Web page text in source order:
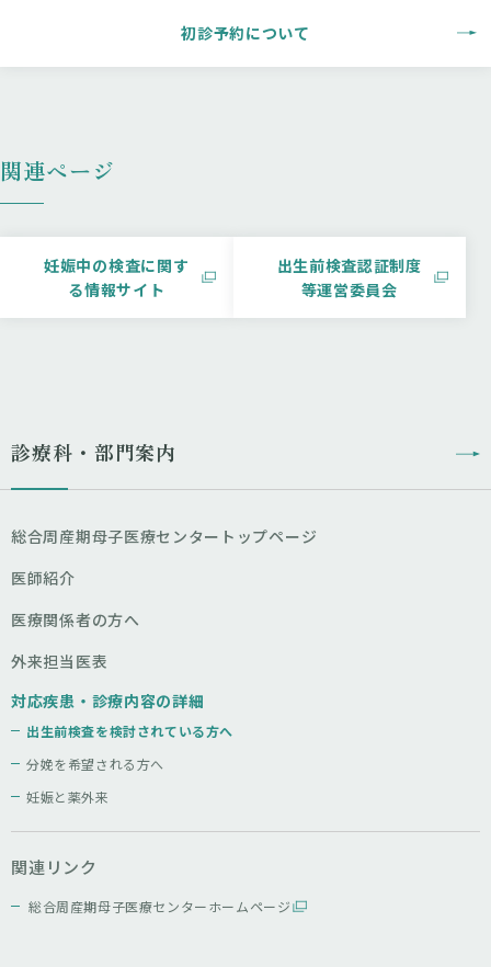
初診予約について
関連ページ
妊娠中の検査に関す
る情報サイト
出生前検査認証制度
等運営委員会
診療科・部門案内
総合周産期母子医療センタートップページ
医師紹介
医療関係者の方へ
外来担当医表
対応疾患・診療内容の詳細
出生前検査を検討されている方へ
分娩を希望される方へ
妊娠と薬外来
関連リンク
総合周産期母子医療センターホームページ